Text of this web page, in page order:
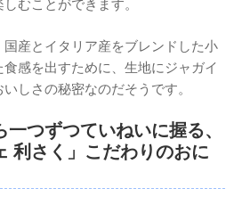
むことができます。
産とイタリア産をブレンドした小
感を出すために、生地にジャガイ
しさの秘密なのだそうです。
つずつていねいに握る、
利さく」こだわりのおに